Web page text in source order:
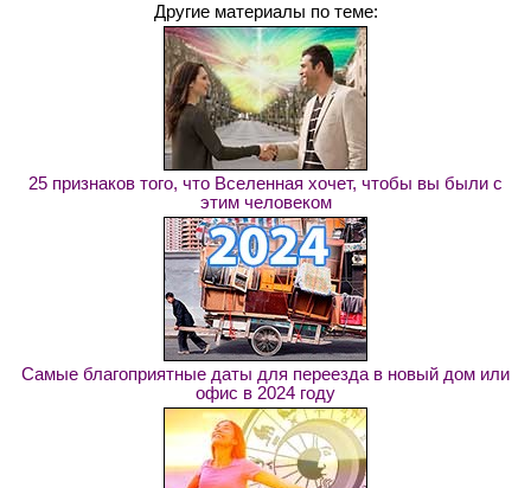
Другие материалы по теме:
25 признаков того, что Вселенная хочет, чтобы вы были с
этим человеком
Самые благоприятные даты для переезда в новый дом или
офис в 2024 году